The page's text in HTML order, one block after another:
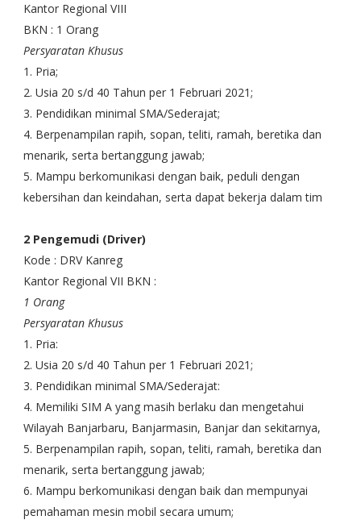
Kantor Regional VIII
BKN : 1 Orang
Persyaratan Khusus
1. Pria;
2. Usia 20 s/d 40 Tahun per 1 Februari 2021;
3. Pendidikan minimal SMA/Sederajat;
4. Berpenampilan rapih, sopan, teliti, ramah, beretika dan
menarik, serta bertanggung jawab;
5. Mampu berkomunikasi dengan baik, peduli dengan
kebersihan dan keindahan, serta dapat bekerja dalam tim
2 Pengemudi (Driver)
Kode : DRV Kanreg
Kantor Regional VII BKN :
1 Orang
Persyaratan Khusus
1. Pria:
2. Usia 20 s/d 40 Tahun per 1 Februari 2021;
3. Pendidikan minimal SMA/Sederajat:
4. Memiliki SIM A yang masih berlaku dan mengetahui
Wilayah Banjarbaru, Banjarmasin, Banjar dan sekitarnya,
5. Berpenampilan rapih, sopan, teliti, ramah, beretika dan
menarik, serta bertanggung jawab;
6. Mampu berkomunikasi dengan baik dan mempunyai
pemahaman mesin mobil secara umum;